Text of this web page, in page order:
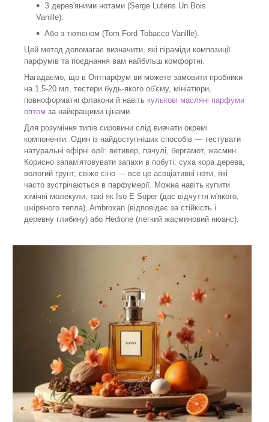
З дерев'яними нотами (Serge Lutens Un Bois
Vanille):
Або з тютюном (Tom Ford Tobacco Vanille).
Цей метод допомагає визначити, які піраміди композиції
парфумів та поєднання вам найбільш комфортні.
Нагадаємо, що в Оптпарфум ви можете замовити пробники
на 1,5-20 мл, тестери будь-якого об'єму, мініатюри,
повноформатні флакони й навіть кулькові масляні парфуми
оптом за найкращими цінами.
Для розуміння типів сировини слід вивчати окремі
компоненти. Один із найдоступніших способів — тестувати
натуральні ефірні олії: ветивер, пачулі, бергамот, жасмин.
Корисно запам'ятовувати запахи в побуті: суха кора дерева,
вологий ґрунт, свіже сіно — все це асоціативні ноти, які
часто зустрічаються в парфумерії. Можна навіть купити
хімічні молекули, такі як Iso E Super (дає відчуття м'якого,
шкіряного тепла), Ambroxan (відповідає за стійкість і
деревну глибину) або Hedione (легкий жасминовий нюанс).